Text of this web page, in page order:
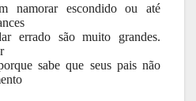
namorar escondido ou até
errado são muito grandes.
sabe que seus pais não